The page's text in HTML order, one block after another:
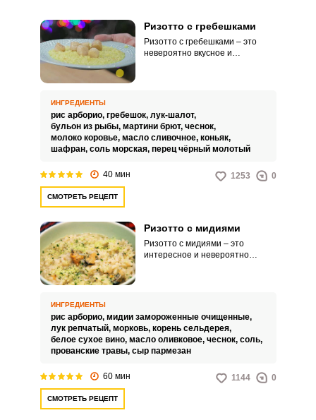
Ризотто с гребешками
Ризотто с гребешками – это
невероятно вкусное и
ИНГРЕДИЕНТЫ
рис арборио, гребешок, лук-шалот,
бульон из рыбы, мартини брют, чеснок,
молоко коровье, масло сливочное, коньяк,
шафран, соль морская, перец чёрный молотый
40 мин 1253 0
СМОТРЕТЬ РЕЦЕПТ
Ризотто с мидиями
Ризотто с мидиями – это
интересное и невероятно
ИНГРЕДИЕНТЫ
рис арборио, мидии замороженные очищенные,
лук репчатый, морковь, корень сельдерея,
белое сухое вино, масло оливковое, чеснок, соль,
прованские травы, сыр пармезан
60 мин 1144 0
СМОТРЕТЬ РЕЦЕПТ